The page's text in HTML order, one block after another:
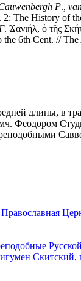
P.
The History of
Γ. Ϫανιήλ, ὁ τῆς
6th Cent. //
длины, в
Феодором